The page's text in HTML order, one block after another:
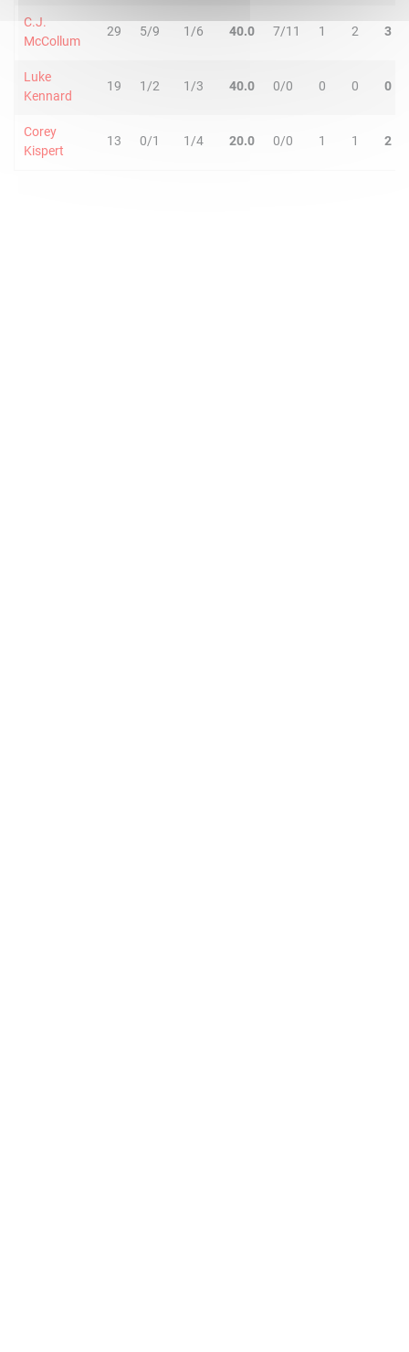
C.J.
McCollum
29 5/9 1/6 40.0 7/11 1 2 3
Luke
Kennard
19 1/2 1/3 40.0 0/0 0 0 0
Corey
Kispert
13 0/1 1/4 20.0 0/0 1 1 2